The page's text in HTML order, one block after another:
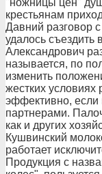
"ножницы цен"
крестьянам
Давний разговор
удалось съездить
Александрович
называется, по
изменить
жестких условиях
эффективно, если
партнерами.
как и других
Кушвинский
работает
Продукция с